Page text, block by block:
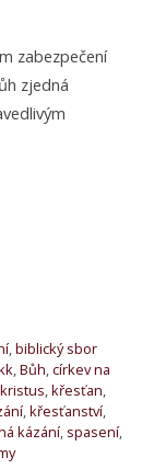
zabezpečení
zjedná
,biblický sbor
,Bůh,církev na
,křesťan,
,křesťanství,
kázání, spasení,